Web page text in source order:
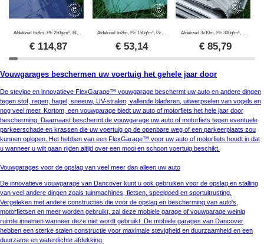
€ 114,87 €53,14 €85,79
Vouwgarages beschermen uw voertuig het gehele jaar door
De stevige en innovatieve FlexGarage™ vouwgarage beschermt uw auto en andere dingen
tegen stof, regen, hagel, sneeuw, UV-stralen, vallende bladeren, uitwerpselen van vogels en
nog veel meer. Kortom, een vouwgarage biedt uw auto of motorfiets het hele jaar door
bescherming. Daarnaast beschermt de vouwgarage uw auto of motorfiets tegen eventuele
parkeerschade en krassen die uw voertuig op de openbare weg of een parkeerplaats zou
kunnen oplopen. Het hebben van een FlexGarage™ voor uw auto of motorfiets houdt in dat
u wanneer u wilt gaan rijden altijd over een mooi en schoon voertuig beschikt.
Vouwgarages voor de opslag van veel meer dan alleen uw auto
De innovatieve vouwgarage van Dancover kunt u ook gebruiken voor de opslag en stalling
van veel andere dingen zoals tuinmachines, fietsen, speelgoed en sportuitrusting.
Vergeleken met andere constructies die voor de opslag en bescherming van auto's,
motorfietsen en meer worden gebruikt, zal deze mobiele garage of vouwgarage weinig
ruimte innemen wanneer deze niet wordt gebruikt. De mobiele garages van Dancover
hebben een sterke stalen constructie voor maximale stevigheid en duurzaamheid en een
duurzame en waterdichte afdekking.